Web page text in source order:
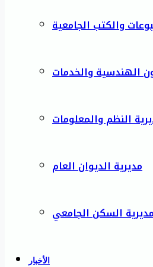
والكتب الجامعية
الهندسية والخدمات
النظم والمعلومات
مديرية الديوان العام
السكن الجامعي
الأخبار